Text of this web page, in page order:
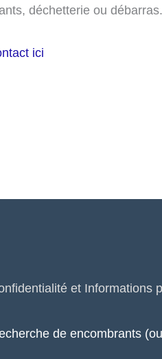
déchetterie ou débarras.
ici
et Informations
de encombrants